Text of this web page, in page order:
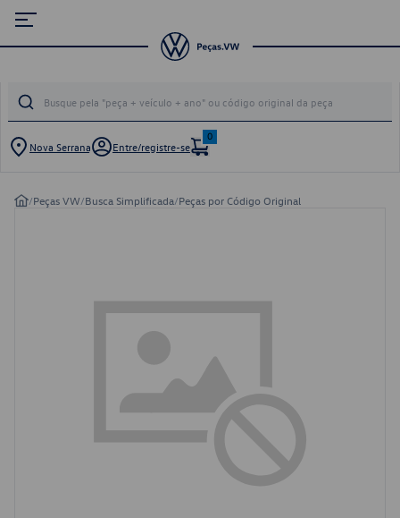
Nova Serrana Entre/registre-se
0
/Peças VW/Busca Simplificada/Peças por Código Original